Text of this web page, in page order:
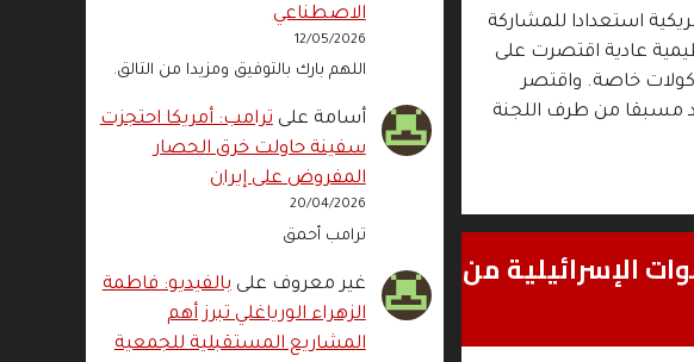
استعدادا للمشاركة
عادية اقتصرت على
خاصة. واقتصر
مسبقا من طرف اللجنة
الإسرائيلية من
الاصطناعي
12/05/2026
اللهم بارك بالتوفيق ومزيدا من التالق.
أسامة علىترامب: أمريكا احتجزت
سفينة حاولت خرق الحصار
المفروض على إيران
20/04/2026
ترامب أحمق
غير معروف علىبالفيديو: فاطمة
الزهراء الورياغلي تبرز أهم
المشاريع المستقبلية للجمعية